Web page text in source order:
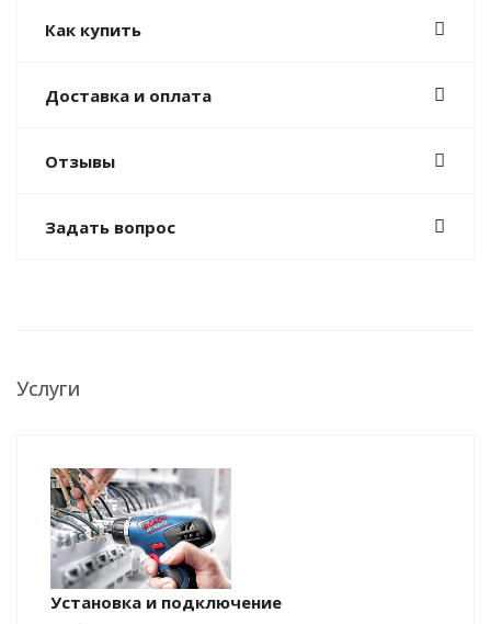
Как купить
Доставка и оплата
Отзывы
Задать вопрос
Услуги
Установка и подключение